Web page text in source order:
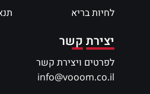
לחיות בריא
יצירת קשר
לפרטים ויצירת קשר
info@vooom.co.il